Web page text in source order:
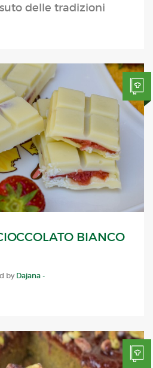
delle tradizioni
BIANCO
by Dajana -